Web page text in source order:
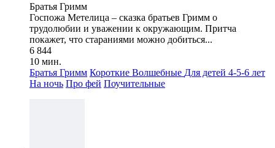
Братья Гримм
Госпожа Метелица – сказка братьев Гримм о
трудолюбии и уважении к окружающим. Притча
покажет, что стараниями можно добиться...
6 844
10 мин.
Братья Гримм Короткие Волшебные Для детей 4-5-6 лет
На ночь Про фей Поучительные